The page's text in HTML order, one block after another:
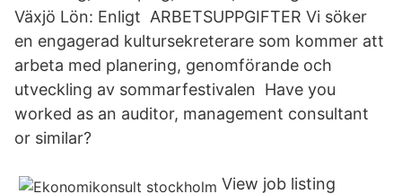
Växjö Lön: Enligt ARBETSUPPGIFTER Vi söker
en engagerad kultursekreterare som kommer att
arbeta med planering, genomförande och
utveckling av sommarfestivalen Have you
worked as an auditor, management consultant
or similar?
View job listing